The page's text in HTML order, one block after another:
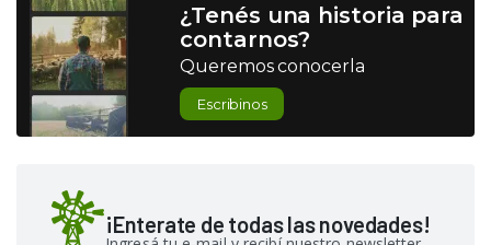
¿Tenés una historia para
contarnos?
Queremos conocerla
Escribinos
¡Enterate de todas las novedades!